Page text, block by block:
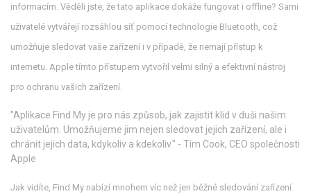
informacím. Věděli jste, že tato aplikace dokáže fungovat i offline? Sami
uživatelé vytvářejí rozsáhlou síť pomocí technologie Bluetooth, což
umožňuje sledovat vaše zařízení i v případě, že nemají přístup k
internetu. Apple tímto přístupem vytvořil velmi silný a efektivní nástroj
pro ochranu vašich zařízení.
"Aplikace Find My je pro nás způsob, jak zajistit klid v duši našim
uživatelům. Umožňujeme jim nejen sledovat jejich zařízení, ale i
chránit jejich data, kdykoliv a kdekoliv." - Tim Cook, CEO společnosti
Apple
Jak vidíte, Find My nabízí mnohem víc než jen běžné sledování zařízení.